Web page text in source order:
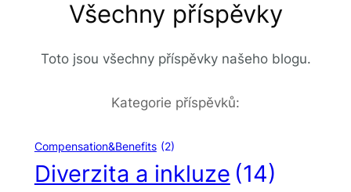
Všechny příspěvky
Toto jsou všechny příspěvky našeho blogu.
Kategorie příspěvků:
Compensation&Benefits (2)
Diverzita a inkluze (14)